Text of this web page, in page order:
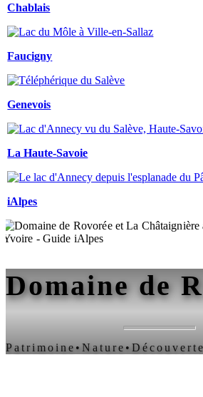
Chablais
Faucigny
Genevois
La Haute-Savoie
iAlpes
Domaine de
Patrimoine • Nature • Découverte